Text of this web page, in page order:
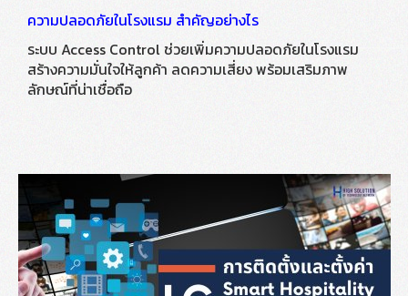
ความปลอดภัยในโรงแรม สำคัญอย่างไร
ระบบ Access Control ช่วยเพิ่มความปลอดภัยในโรงแรม
สร้างความมั่นใจให้ลูกค้า ลดความเสี่ยง พร้อมเสริมภาพ
ลักษณ์ที่น่าเชื่อถือ